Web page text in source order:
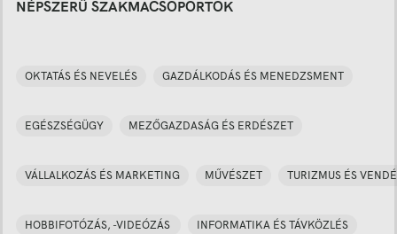
NÉPSZERŰ SZAKMACSOPORTOK
OKTATÁS ÉS NEVELÉS GAZDÁLKODÁS ÉS MENEDZSMENT
EGÉSZSÉGÜGY MEZŐGAZDASÁG ÉS ERDÉSZET
VÁLLALKOZÁS ÉS MARKETING MŰVÉSZET TURIZMUS ÉS
HOBBIFOTÓZÁS, -VIDEÓZÁS INFORMATIKA ÉS TÁVKÖZLÉS